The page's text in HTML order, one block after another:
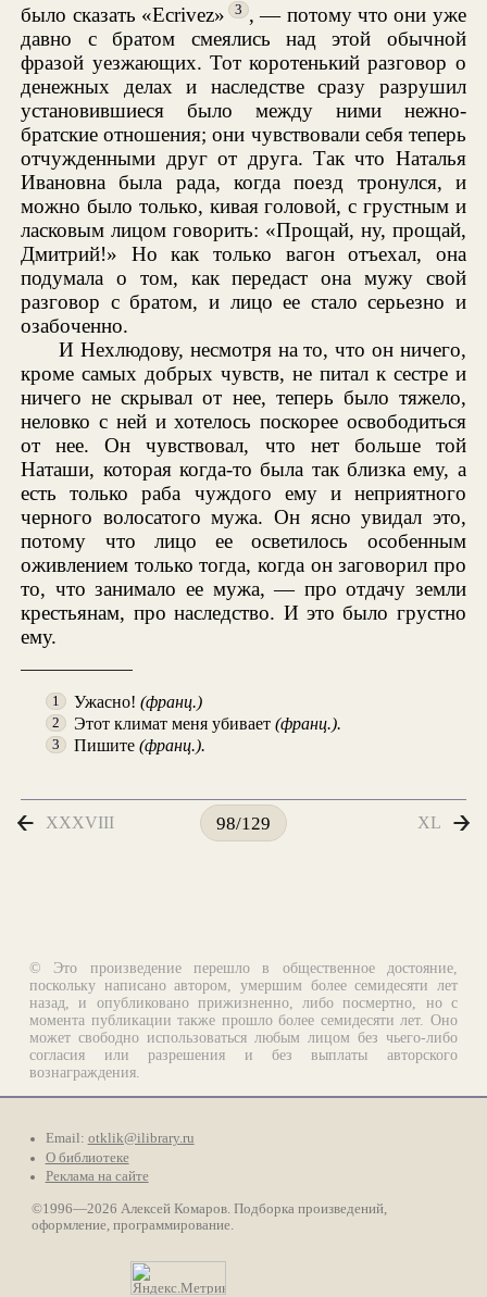
было сказать «Ecrivez»
3 , — потому что они уже
давно с братом смеялись над этой обычной
фразой уезжающих. Тот коротенький разговор о
денежных делах и наследстве сразу разрушил
установившиеся было между ними нежно-
братские отношения; они чувствовали себя теперь
отчужденными друг от друга. Так что Наталья
Ивановна была рада, когда поезд тронулся, и
можно было только, кивая головой, с грустным и
ласковым лицом говорить: «Прощай, ну, прощай,
Дмитрий!» Но как только вагон отъехал, она
подумала о том, как передаст она мужу свой
разговор с братом, и лицо ее стало серьезно и
озабоченно.
И Нехлюдову, несмотря на то, что он ничего,
кроме самых добрых чувств, не питал к сестре и
ничего не скрывал от нее, теперь было тяжело,
неловко с ней и хотелось поскорее освободиться
от нее. Он чувствовал, что нет больше той
Наташи, которая когда-то была так близка ему, а
есть только раба чуждого ему и неприятного
черного волосатого мужа. Он ясно увидал это,
потому что лицо ее осветилось особенным
оживлением только тогда, когда он заговорил про
то, что занимало ее мужа, — про отдачу земли
крестьянам, про наследство. И это было грустно
ему.
1 Ужасно!(франц.)
2 Этот климат меня убивает (франц.).
3 Пишите(франц.).
XXXVIII 98/129 XL
© Это произведение перешло в общественное достояние,
поскольку написано автором, умершим более семидесяти лет
назад, и опубликовано прижизненно, либо посмертно, но с
момента публикации также прошло более семидесяти лет. Оно
может свободно использоваться любым лицом без чьего-либо
согласия или разрешения и без выплаты авторского
вознаграждения.
Email: otklik@ilibrary.ru
О библиотеке
Реклама на сайте
©1996—2026 Алексей Комаров. Подборка произведений,
оформление, программирование.